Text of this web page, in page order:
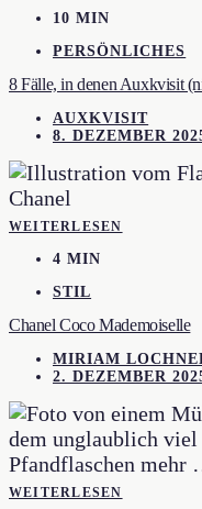
10 MIN
PERSÖNLICHES
8 Fälle, in denen Auxkvisit
AUXKVISIT
8. DEZEMBER
WEITERLESEN
4 MIN
STIL
Chanel Coco Mademoiselle
MIRIAM
2. DEZEMBER
WEITERLESEN